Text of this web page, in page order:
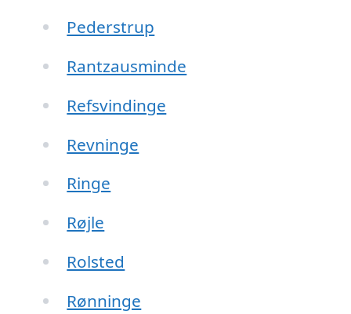
Pederstrup
Rantzausminde
Refsvindinge
Revninge
Ringe
Røjle
Rolsted
Rønninge